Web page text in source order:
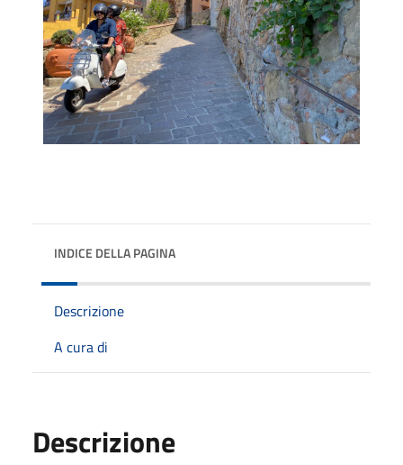
INDICE DELLA PAGINA
Descrizione
A cura di
Descrizione